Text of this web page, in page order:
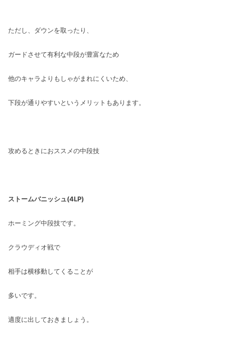
ただし、ダウンを取ったり、
ガードさせて有利な中段が豊富なため
他のキャラよりもしゃがまれにくいため、
下段が通りやすいというメリットもあります。
攻めるときにおススメの中段技
ストームバニッシュ(4LP)
ホーミング中段技です。
クラウディオ戦で
相手は横移動してくることが
多いです。
適度に出しておきましょう。